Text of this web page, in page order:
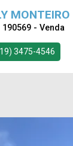
MONTEIRO
190569 - Venda
3475-4546